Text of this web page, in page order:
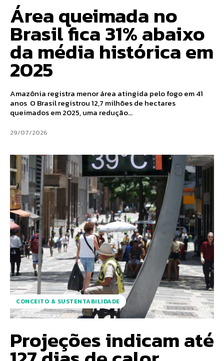
Área queimada no
Brasil fica 31% abaixo
da média histórica em
2025
Amazônia registra menor área atingida pelo fogo em 41
anos O Brasil registrou 12,7 milhões de hectares
queimados em 2025, uma redução...
29/07/2026
CONCEITO & SUSTENTABILIDADE
Projeções indicam até